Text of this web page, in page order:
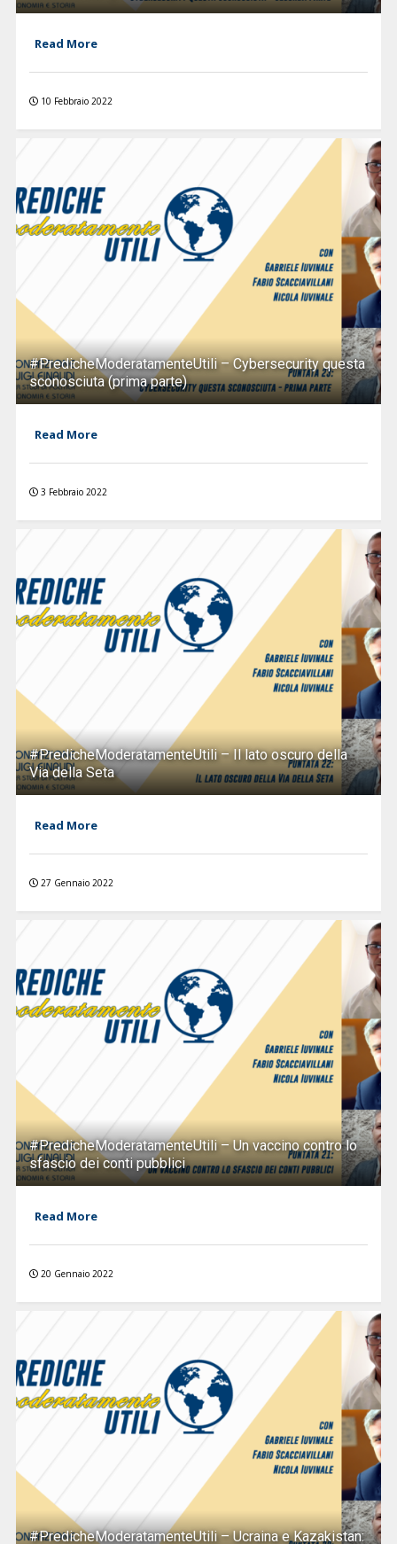
Read More
10 Febbraio 2022
#PredicheModeratamenteUtili – Cybersecurity questa
sconosciuta (prima parte)
Read More
3 Febbraio 2022
#PredicheModeratamenteUtili – Il lato oscuro della
Via della Seta
Read More
27 Gennaio 2022
#PredicheModeratamenteUtili – Un vaccino contro lo
sfascio dei conti pubblici
Read More
20 Gennaio 2022
#PredicheModeratamenteUtili – Ucraina e Kazakistan: